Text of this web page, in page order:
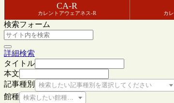
CA-R
カレントアウェアネス-R カ
検索フォーム
詳細検索
タイトル
本文
記事種別
検索したい記事種別を選択してください
館種 検索したい館種を選択してください